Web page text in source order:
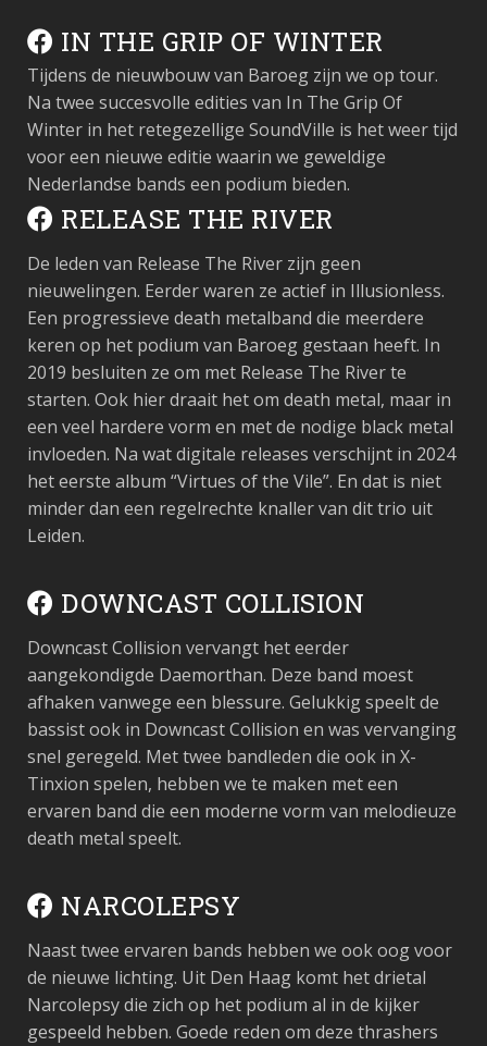
IN THE GRIP OF WINTER
Tijdens de nieuwbouw van Baroeg zijn we op tour.
Na twee succesvolle edities van In The Grip Of
Winter in het retegezellige SoundVille is het weer tijd
voor een nieuwe editie waarin we geweldige
Nederlandse bands een podium bieden.
RELEASE THE RIVER
De leden van Release The River zijn geen
nieuwelingen. Eerder waren ze actief in Illusionless.
Een progressieve death metalband die meerdere
keren op het podium van Baroeg gestaan heeft. In
2019 besluiten ze om met Release The River te
starten. Ook hier draait het om death metal, maar in
een veel hardere vorm en met de nodige black metal
invloeden. Na wat digitale releases verschijnt in 2024
het eerste album “Virtues of the Vile”. En dat is niet
minder dan een regelrechte knaller van dit trio uit
Leiden.
DOWNCAST COLLISION
Downcast Collision vervangt het eerder
aangekondigde Daemorthan. Deze band moest
afhaken vanwege een blessure. Gelukkig speelt de
bassist ook in Downcast Collision en was vervanging
snel geregeld. Met twee bandleden die ook in X-
Tinxion spelen, hebben we te maken met een
ervaren band die een moderne vorm van melodieuze
death metal speelt.
NARCOLEPSY
Naast twee ervaren bands hebben we ook oog voor
de nieuwe lichting. Uit Den Haag komt het drietal
Narcolepsy die zich op het podium al in de kijker
gespeeld hebben. Goede reden om deze thrashers